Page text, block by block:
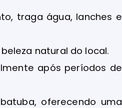
traga água, lanches e
natural do local.
após períodos de
oferecendo uma